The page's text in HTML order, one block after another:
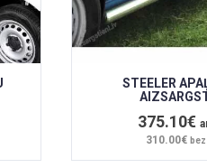
STEELER
375.10€
310.00€bez